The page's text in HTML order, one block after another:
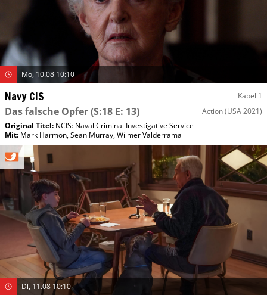
Mo, 10.08 10:10
Navy CIS Kabel 1
Das falsche Opfer(S:18 E: 13) Action(USA 2021)
Original Titel: NCIS: Naval Criminal Investigative Service
Mit: Mark Harmon,Sean Murray,Wilmer Valderrama
Di, 11.08 10:10